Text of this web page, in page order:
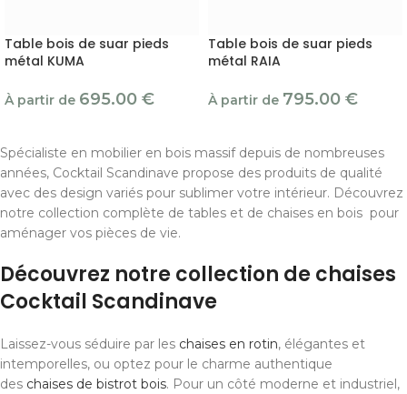
Table bois de suar pieds
métal KUMA
À partir de 695.00 €
Table bois de suar pieds
métal RAIA
À partir de 795.00 €
Spécialiste en mobilier en bois massif depuis de nombreuses
années, Cocktail Scandinave propose des produits de qualité
avec des design variés pour sublimer votre intérieur. Découvrez
notre collection complète de tables et de chaises en bois pour
aménager vos pièces de vie.
Découvrez notre collection de chaises
Cocktail Scandinave
Laissez-vous séduire par les chaises en rotin, élégantes et
intemporelles, ou optez pour le charme authentique
des chaises de bistrot bois. Pour un côté moderne et industriel,